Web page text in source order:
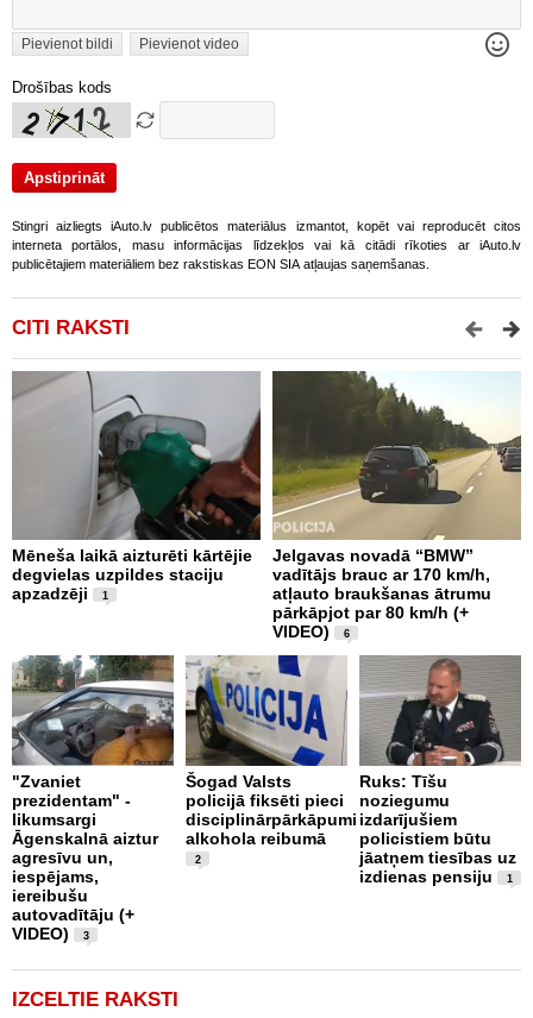
Pievienot bildi Pievienot video
Drošības kods
Stingri aizliegts iAuto.lv publicētos materiālus izmantot, kopēt vai reproducēt citos
interneta portālos, masu informācijas līdzekļos vai kā citādi rīkoties ar iAuto.lv
publicētajiem materiāliem bez rakstiskas EON SIA atļaujas saņemšanas.
CITI RAKSTI
Mēneša laikā aizturēti kārtējie
degvielas uzpildes staciju
apzadzēji
1
Jelgavas novadā “BMW”
vadītājs brauc ar 170 km/h,
atļauto braukšanas ātrumu
pārkāpjot par 80 km/h (+
VIDEO)
6
"Zvaniet
prezidentam" -
likumsargi
Āgenskalnā aiztur
agresīvu un,
iespējams,
iereibušu
autovadītāju (+
VIDEO)
3
Šogad Valsts
policijā fiksēti pieci
disciplinārpārkāpumi
alkohola reibumā
2
Ruks: Tīšu
noziegumu
izdarījušiem
policistiem būtu
jāatņem tiesības uz
izdienas pensiju
1
IZCELTIE RAKSTI